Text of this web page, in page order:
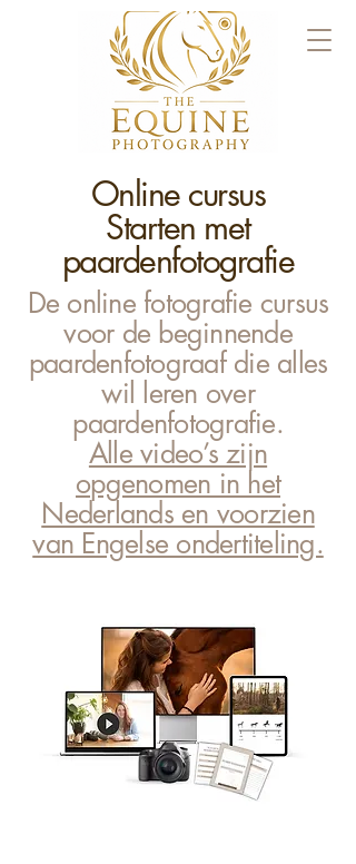
Online cursus
Starten met
paardenfotografie
De online fotografie cursus
voor de beginnende
paardenfotograaf die alles
wil leren over
paardenfotografie.
Alle video’s zijn
opgenomen in het
Nederlands en voorzien
van Engelse ondertiteling.